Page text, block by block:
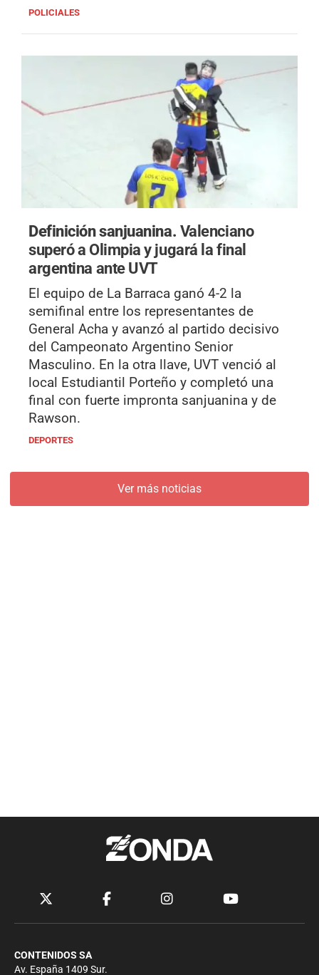
POLICIALES
Definición sanjuanina. Valenciano
superó a Olimpia y jugará la final
argentina ante UVT
El equipo de La Barraca ganó 4-2 la
semifinal entre los representantes de
General Acha y avanzó al partido decisivo
del Campeonato Argentino Senior
Masculino. En la otra llave, UVT venció al
local Estudiantil Porteño y completó una
final con fuerte impronta sanjuanina y de
Rawson.
DEPORTES
Ver más noticias
CONTENIDOS SA
Av. España 1409 Sur.